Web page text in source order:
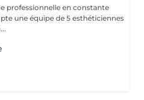
professionnelle en constante
une équipe de 5 esthéticiennes